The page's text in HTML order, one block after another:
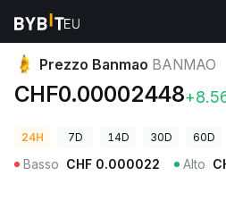
Prezzi Crypto
Prezzo Banmao BANMAO
CHF0.00002448
24H 7D 14D 30D 60D
Basso CHF 0.000022 Alto